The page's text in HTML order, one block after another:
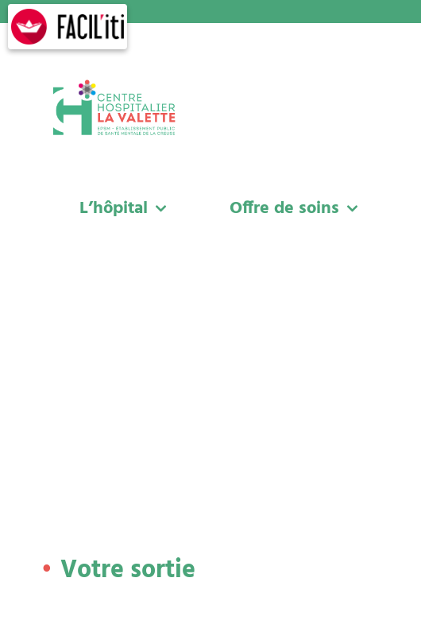
Skip
to
content
L’hôpital Offre de soins
Votre sortie